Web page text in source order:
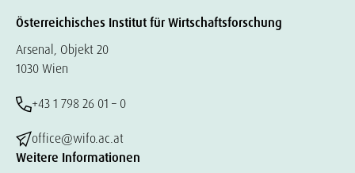
Österreichisches Institut für Wirtschaftsforschung
Arsenal, Objekt 20
1030 Wien
+43 1 798 26 01 – 0
office@wifo.ac.at
Weitere Informationen